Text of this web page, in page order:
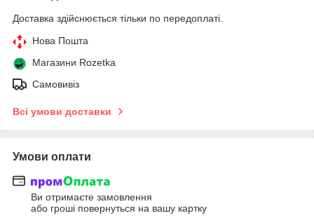
Доставка здійснюється тільки по передоплаті.
Нова Пошта
Магазини Rozetka
Самовивіз
Всі умови доставки
Умови оплати
Ви отримаєте замовлення
або гроші повернуться на вашу картку